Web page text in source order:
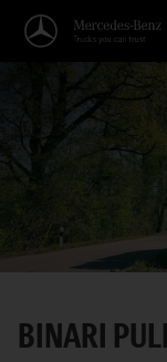
Veicoli
Servizio
Italiano
BINARI